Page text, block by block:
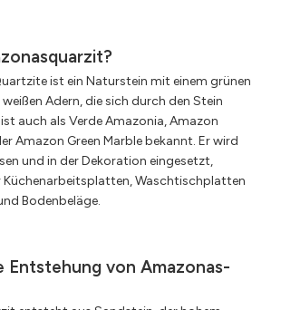
ist ein Naturstein mit einem grünen
Adern, die sich durch den Stein
ist auch als Verde Amazonia, Amazon
Amazon Green Marble bekannt. Er wird
und in der Dekoration eingesetzt,
Küchenarbeitsplatten, Waschtischplatten
Bodenbeläge.
Entstehung von Amazonas-